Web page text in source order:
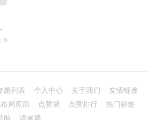
0
题列表 个人中心 关于我们
友情链接
局页面 点赞墙 点赞排行
热门标签
航
读者墙